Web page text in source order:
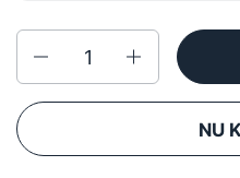
NU